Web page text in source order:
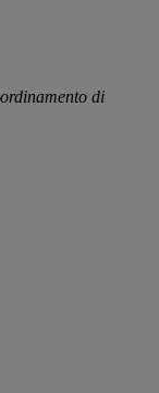
di